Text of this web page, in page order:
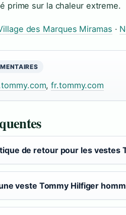
prime sur la chaleur extreme.
des Marques Miramas ·
,fr.tommy.com
de retour pour les vestes
veste Tommy Hilfiger